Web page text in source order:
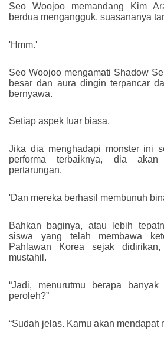
Seo Woojoo memandang Kim
berdua mengangguk, suasananya
'Hmm.'
Seo Woojoo mengamati Shadow
besar dan aura dingin terpancar
bernyawa.
Setiap aspek luar biasa.
Jika dia menghadapi monster ini
performa terbaiknya, dia
pertarungan.
'Dan mereka berhasil membunuh
Bahkan baginya, atau lebih
siswa yang telah membawa
Pahlawan Korea sejak
mustahil.
“Jadi, menurutmu berapa
peroleh?”
“Sudah jelas. Kamu akan mendapat